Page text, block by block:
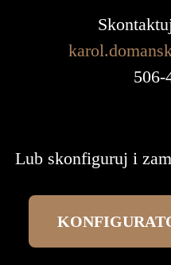
506-
Lub skonfiguruj i